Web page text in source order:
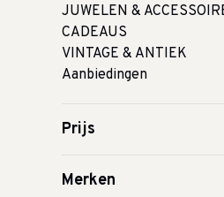
JUWELEN &
CADEAUS
VINTAGE & ANTIEK
Aanbiedingen
Prijs
Merken